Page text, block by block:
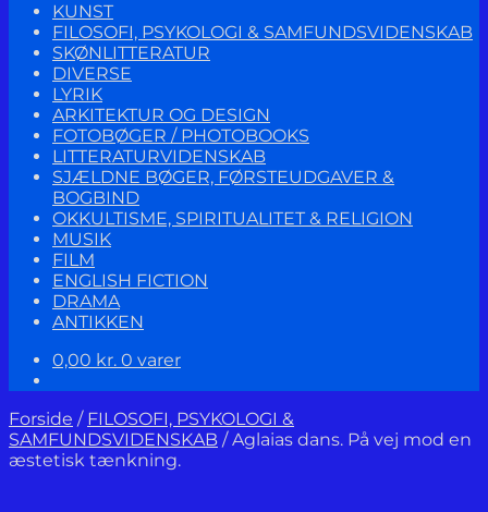
KUNST
FILOSOFI, PSYKOLOGI & SAMFUNDSVIDENSKAB
SKØNLITTERATUR
DIVERSE
LYRIK
ARKITEKTUR OG DESIGN
FOTOBØGER / PHOTOBOOKS
LITTERATURVIDENSKAB
SJÆLDNE BØGER, FØRSTEUDGAVER &
BOGBIND
OKKULTISME, SPIRITUALITET & RELIGION
MUSIK
FILM
ENGLISH FICTION
DRAMA
ANTIKKEN
0,00 kr. 0 varer
Forside / FILOSOFI, PSYKOLOGI &
SAMFUNDSVIDENSKAB /Aglaias dans. På vej mod en
æstetisk tænkning.